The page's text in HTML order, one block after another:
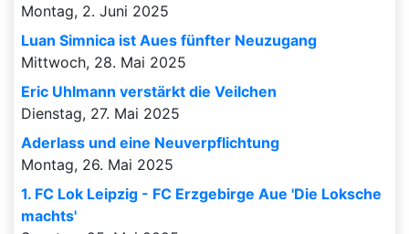
Montag, 2. Juni 2025
Luan Simnica ist Aues fünfter Neuzugang
Mittwoch, 28. Mai 2025
Eric Uhlmann verstärkt die Veilchen
Dienstag, 27. Mai 2025
Aderlass und eine Neuverpflichtung
Montag, 26. Mai 2025
1. FC Lok Leipzig - FC Erzgebirge Aue 'Die Loksche
machts'